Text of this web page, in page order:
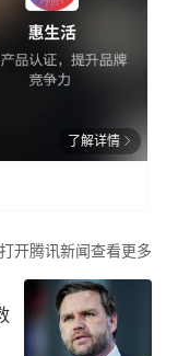
了解详情
打开腾讯新闻查看更多